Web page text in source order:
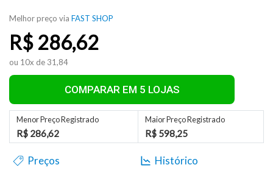
Melhor preço via FAST SHOP
R$ 286,62
ou 10x de 31,84
COMPARAR EM 5 LOJAS
Menor Preço Registrado
R$ 286,62
Maior Preço Registrado
R$ 598,25
Preços
Histórico